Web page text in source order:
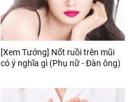
[Xem Tướng] Nốt ruồi trên mũi
có ý nghĩa gì (Phụ nữ - Đàn ông)